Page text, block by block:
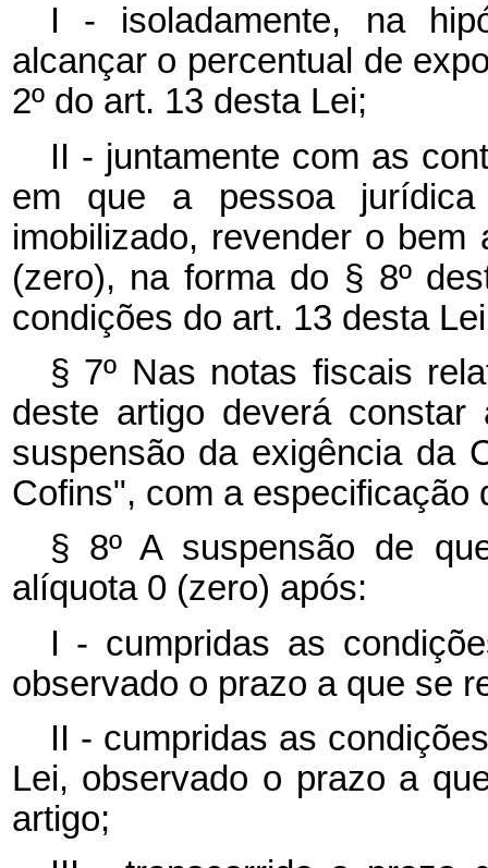
I - isoladamente, na
alcançar o percentual de
2º do art. 13 desta Lei;
II - juntamente com as
em que a pessoa
imobilizado, revender o
(zero), na forma do § 8º
condições do art. 13 desta
§ 7º Nas notas fiscais
deste artigo deverá constar
suspensão da exigência da
Cofins", com a especificação
§ 8º A suspensão de
alíquota 0 (zero) após:
I - cumpridas as
observado o prazo a que se
II - cumpridas as
Lei, observado o prazo a
artigo;